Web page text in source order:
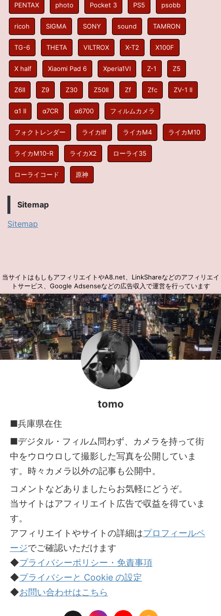
PENTAX photo Pocket 3 PS5 psobb
ricoh SIGMA SONY sound TAMRON
TG-6 THETA VILTROX X-T2 X100F
X half Xiaomi Pad 6 Xperia1VI Z-1 Z5
Z6II Z9 Z30 Z50II Zf Zfc ZV-1 II
α1 II α7CR α6700 フィルムカメラ
フォクトレンダー ライカIIf ライカM4 ライカM10
ライカM10-R ライカX2 ローライ35
ローライコード 原神
Sitemap
Sitemap
当サイトはもしもアフィリエイトやA8.net、LinkShareなどのアフィリエイ
トサービス、Google Adsenseなどの広告収入で運営を行っています
tomo
■兵庫県在住
■デジタル・フィルム問わず、カメラを持って街
中をウロウロして撮影した写真を公開していま
す。時々カメラ以外の記事も公開中。
コメントなどありましたらお気軽にどうぞ。
当サイトはアフィリエイト広告で収益を得ていま
す。
アフィリエイトやサイトの詳細はプロフィールペ
ージでご確認いただけます
◆プライバシーポリシー・免責事項
◆プライバシーと Cookie の設定
◆お問い合わせはこちら